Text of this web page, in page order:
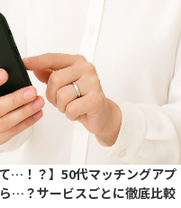
て…！？】50代マッチングアプ
…？サービスごとに徹底比較